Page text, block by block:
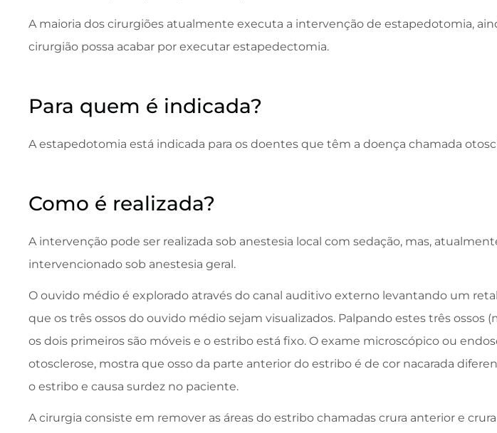
A maioria dos cirurgiões atualmente executa a intervenção de estapedotomia,
cirurgião possa acabar por executar estapedectomia.
Para quem é indicada?
A estapedotomia está indicada para os doentes que têm a doença chamada
Como é realizada?
A intervenção pode ser realizada sob anestesia local com sedação, mas,
intervencionado sob anestesia geral.
O ouvido médio é explorado através do canal auditivo externo levantando um
que os três ossos do ouvido médio sejam visualizados. Palpando estes três ossos
os dois primeiros são móveis e o estribo está fixo. O exame microscópico ou
otosclerose, mostra que osso da parte anterior do estribo é de cor nacarada
o estribo e causa surdez no paciente.
A cirurgia consiste em remover as áreas do estribo chamadas crura anterior e